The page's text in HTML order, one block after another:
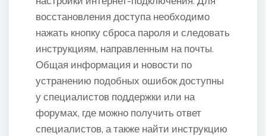
восстановления доступа необходимо
нажать кнопку сброса пароля и следовать
инструкциям, направленным на почты.
Общая информация и новости по
устранению подобных ошибок доступны
у специалистов поддержки или на
форумах, где можно получить ответ
специалистов, а также найти инструкцию